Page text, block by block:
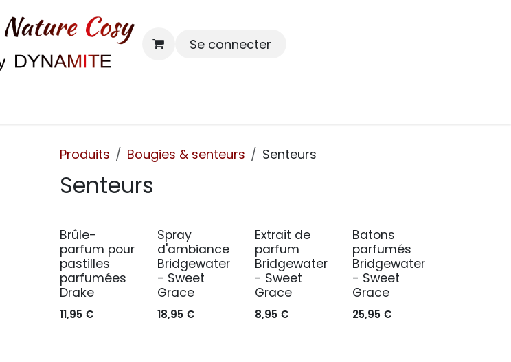
Se connecter
Produits Bougies & senteurs Senteurs
Senteurs
Brûle-
parfum pour
pastilles
parfumées
Drake
11,95 €
Spray
d'ambiance
Bridgewater
- Sweet
Grace
18,95€
Extrait de
parfum
Bridgewater
- Sweet
Grace
8,95€
Batons
parfumés
Bridgewater
- Sweet
Grace
25,95€